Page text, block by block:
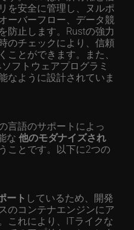
を安全に管理し、ヌルポ
ーバーフロー、データ競
防止します。Rustの強力
のチェックにより、信頼
とができます。また、
フトウェアプログラミ
なように設計されていま
言語のサポートによっ
な 他のモダナイズされ
ことです。以下に2つの
ート しているため、開発
のコンテナエンジンにア
これにより、ITライクな